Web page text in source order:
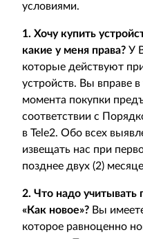
условиями.
1. Хочу купить
какие у меня права? У
которые действуют
устройств. Вы вправе
момента покупки
соответствии с
в Tele2. Обо всех
извещать нас при
позднее двух (2)
2. Что надо учитывать
«Как новое»? Вы
которое равноценно